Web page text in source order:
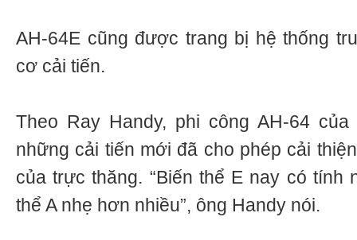
AH-64E cũng được trang bị hệ thống
cơ cải tiến.
Theo Ray Handy, phi công AH-64
những cải tiến mới đã cho phép cải
của trực thăng. “Biến thể E nay có tính
thể A nhẹ hơn nhiều”, ông Handy nói.